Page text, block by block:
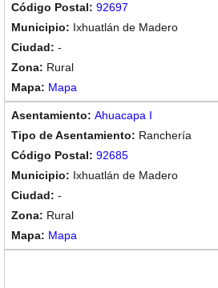
92697
Ixhuatlán de Madero
-
Rural
Mapa
Ahuacapa I
Ranchería
92685
Ixhuatlán de Madero
-
Rural
Mapa